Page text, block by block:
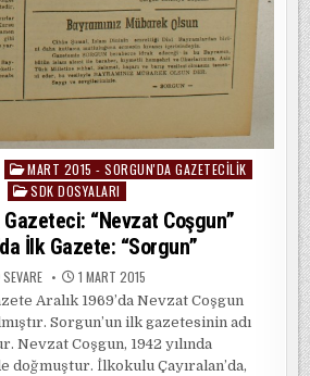
MART 2015 - SORGUN'DA GAZETECILIK
SDK DOSYALARI
“Nevzat Coşgun”
İlk Gazete: “Sorgun”
SEVARE 1 MART 2015
Aralık 1969’da Nevzat Coşgun
Sorgun’un ilk gazetesinin adı
Nevzat Coşgun, 1942 yılında
doğmuştur. İlkokulu Çayıralan’da,